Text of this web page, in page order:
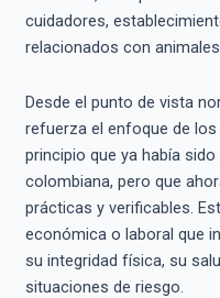
cuidadores,
relacionados con
Desde el punto de vista
refuerza el enfoque de
principio que ya había
colombiana, pero que
prácticas y verificables.
económica o laboral que
su integridad física, su
situaciones de riesgo.